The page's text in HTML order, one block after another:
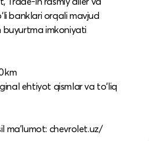
banklari orqali mavjud
buyurtma imkoniyati
km
ehtiyot qismlar va to‘liq
ma’lumot: chevrolet.uz/